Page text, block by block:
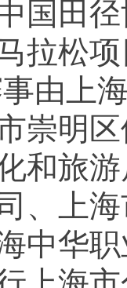
田径
拉松
由上
崇明
和旅
、上
中华